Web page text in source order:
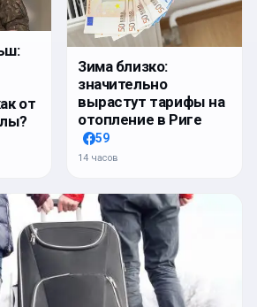
от
Зима близко:
значительно
вырастут тарифы на
отопление в Риге
59
14 часов